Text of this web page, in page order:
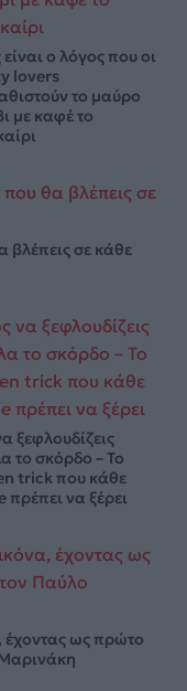
ο λόγος που οι
lovers
το μαύρο
με καφέ το
βλέπεις σε κάθε
ξεφλουδίζεις
το σκόρδο – Το
trick που κάθε
πρέπει να ξέρει
έχοντας ως πρώτο